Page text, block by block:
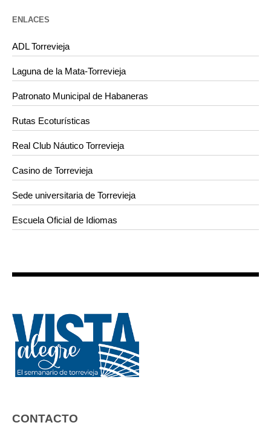
ENLACES
ADL Torrevieja
Laguna de la Mata-Torrevieja
Patronato Municipal de Habaneras
Rutas Ecoturísticas
Real Club Náutico Torrevieja
Casino de Torrevieja
Sede universitaria de Torrevieja
Escuela Oficial de Idiomas
CONTACTO